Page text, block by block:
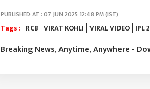
PUBLISHED AT : 07 JUN 2025 12:48 PM (IST)
Tags : RCB VIRAT KOHLI VIRAL VIDEO IPL
Breaking News, Anytime, Anywhere -